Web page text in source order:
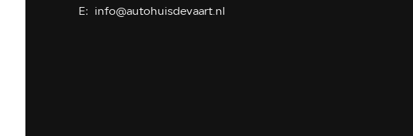
E:
info@autohuisdevaart.nl